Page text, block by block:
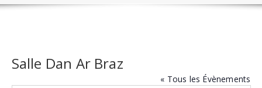
Salle Dan Ar Braz
« Tous les Évènements